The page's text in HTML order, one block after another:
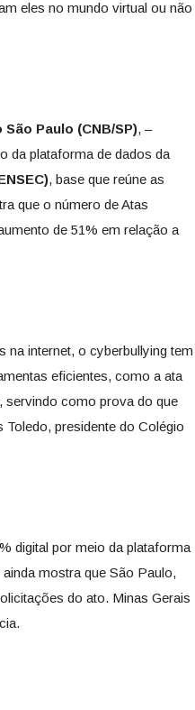
eles no mundo virtual ou não
Paulo (CNB/SP), –
da plataforma de dados da
, base que reúne as
que o número de Atas
de 51% em relação a
na internet, o cyberbullying tem
eficientes, como a ata
servindo como prova do que
Toledo, presidente do Colégio
digital por meio da plataforma
mostra que São Paulo,
do ato. Minas Gerais